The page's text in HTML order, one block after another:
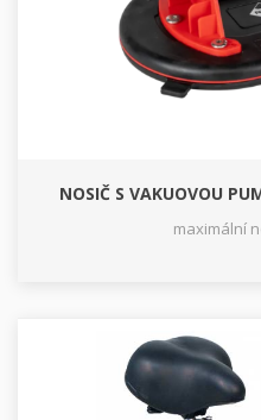
NOSIČ S VAKUOVOU
maximální